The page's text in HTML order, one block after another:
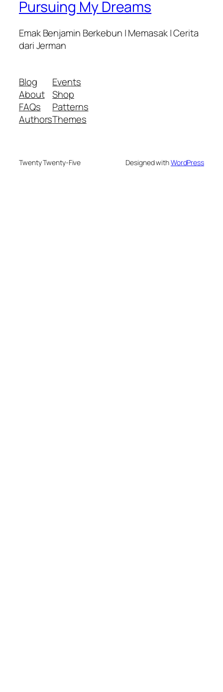
Pursuing My Dreams
Emak Benjamin Berkebun | Memasak | Cerita
dari Jerman
Blog
About
FAQs
Authors
Events
Shop
Patterns
Themes
Twenty Twenty-Five Designed withWordPress